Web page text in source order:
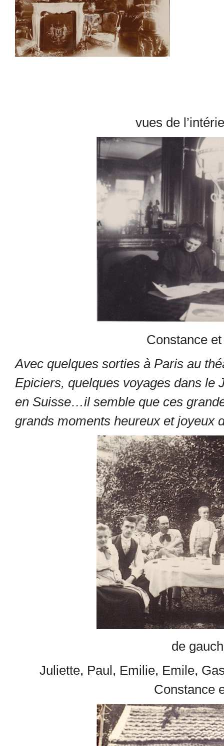
vues de
Constance
Avec quelques sorties à Paris au
Epiciers, quelques voyages dans le
en Suisse…il semble que ces
grands moments heureux et joyeux
de
Juliette, Paul, Emilie, Emile,
Constance